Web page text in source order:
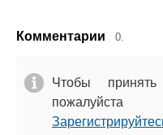
Комментарии 0.
Чтобы